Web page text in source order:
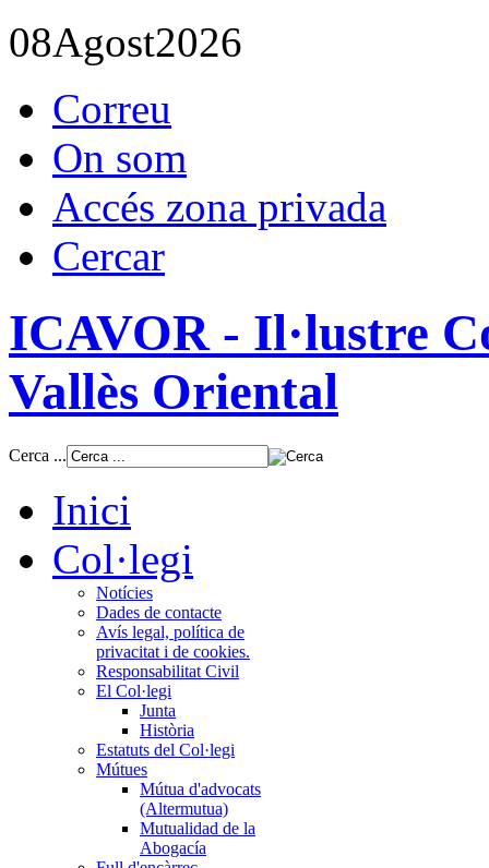
08Agost2026
Correu
On som
Accés zona privada
Cercar
ICAVOR - Il·lustre
Vallès Oriental
Cerca ...
Inici
Col·legi
Notícies
Dades de contacte
Avís legal, política de
privacitat i de cookies.
Responsabilitat Civil
El Col·legi
Junta
Història
Estatuts del Col·legi
Mútues
Mútua d'advocats
(Altermutua)
Mutualidad de la
Abogacía